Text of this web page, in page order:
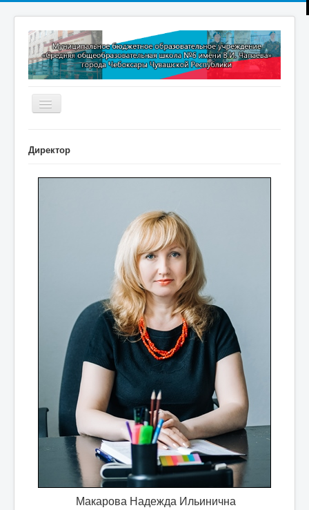
Включить/
выключить
Прокуратура разъясняет
ПРИЕМ В 1 КЛАСС
специалист по охране труда, учитель
Директор
Макарова Надежда Ильинична